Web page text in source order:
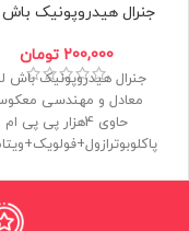
جنرال هیدروپونیک باش
200,000 تومان
جنرال هیدروپونیک باش
معادل و مهندسی
حاوی 4هزار پی پی ام
ساخت داخل و